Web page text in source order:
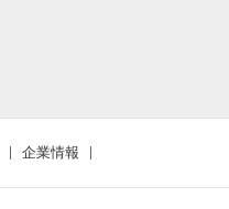
企業情報